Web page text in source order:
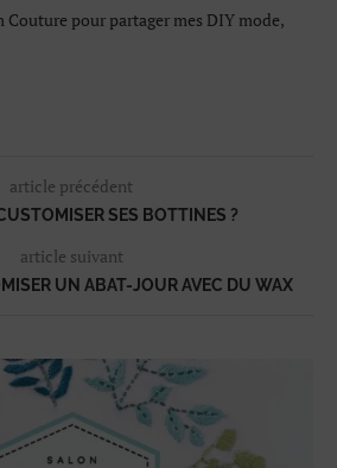
Couture pour partager mes DIY mode,
article précédent
SES BOTTINES ?
article suivant
UN ABAT-JOUR AVEC DU WAX